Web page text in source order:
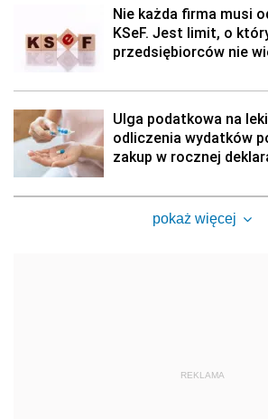
Nie każda firma musi
KSeF. Jest limit, o
przedsiębiorców nie
Ulga podatkowa na
odliczenia wydatków
zakup w rocznej
pokaż więcej
REKLAMA